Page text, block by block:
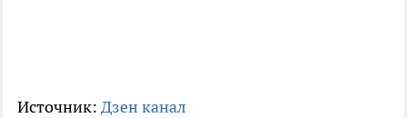
Источник: Дзен канал